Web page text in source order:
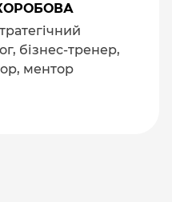
бізнес-тренер,
ментор